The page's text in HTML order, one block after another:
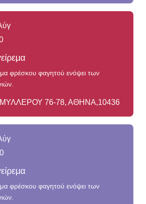
φρέσκου φαγητού ενόψει των
ΜΥΛΛΕΡΟΥ 76-78, ΑΘΗΝΑ,10436
φρέσκου φαγητού ενόψει των